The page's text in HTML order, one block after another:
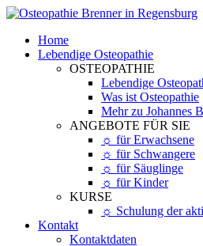
Home
Lebendige Osteopathie
OSTEOPATHIE
Lebendige
Was ist Osteopathie
Mehr zu Johannes
ANGEBOTE FÜR SIE
☼ für Erwachsene
☼ für Schwangere
☼ für Säuglinge
☼ für Kinder
KURSE
☼ Schulung der
Kontakt
Kontaktdaten